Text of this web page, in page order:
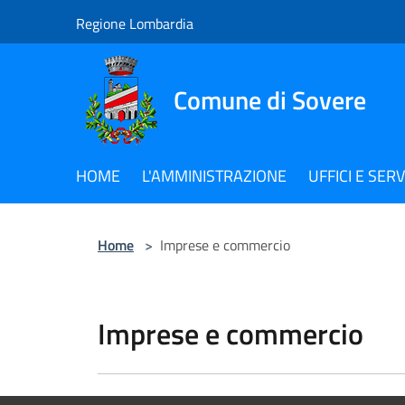
Regione Lombardia
Comune di Sovere
HOME L'AMMINISTRAZIONE UFFICI E
Home > Imprese e commercio
Imprese e commercio